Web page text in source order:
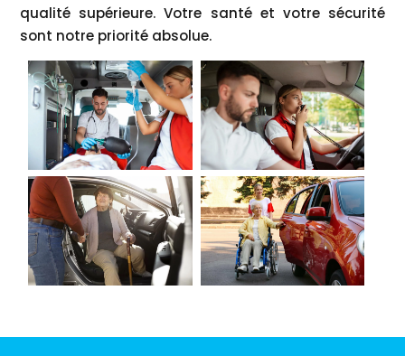
qualité supérieure. Votre santé et votre sécurité
sont notre priorité absolue.